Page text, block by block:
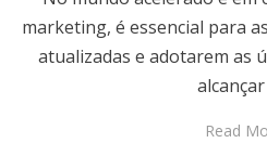
marketing, é essencial para
atualizadas e adotarem as
Read